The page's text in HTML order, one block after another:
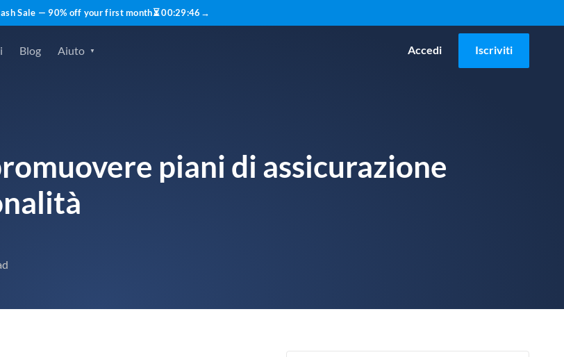
Sale — 90% off your first month⏳00:29:45 →
Blog Aiuto Accedi Iscriviti
piani di assicurazione